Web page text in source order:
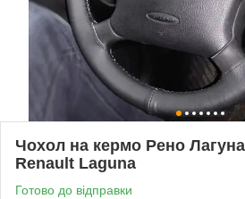
Чохол на кермо Рено
Renault Laguna
Готово до відправки